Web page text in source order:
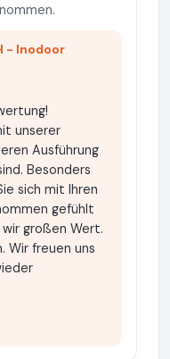
- Inodoor
unserer
Ausführung
Besonders
sich mit Ihren
gefühlt
großen Wert.
Wir freuen uns